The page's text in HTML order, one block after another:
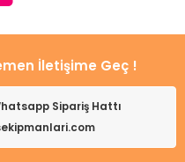
İletişime Geç !
Sipariş Hattı